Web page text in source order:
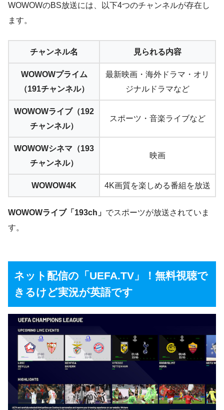
WOWOWのBS放送には、以下4つのチャンネルが存在し
ます。
チャンネル名 見られる内容
WOWOWプライム
（191チャンネル）
最新映画・海外ドラマ・オリ
ジナルドラマなど
WOWOWライブ（192
チャンネル）
スポーツ・ 音楽ライブなど
WOWOWシネマ（193
チャンネル）
映画
WOWOW4K 4K画質を楽しめる番組を放送
WOWOWライブ「193ch」 でスポーツが放送されていま
す。
ネット配信の「UEFA.TV」！無料視聴で
きるけど実況が英語です